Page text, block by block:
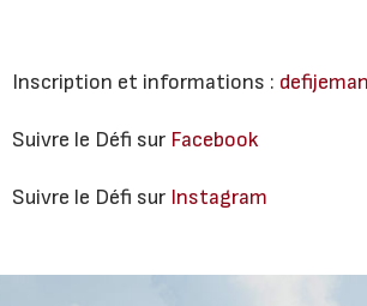
Inscription et informations :
Suivre le Défi sur Facebook
Suivre le Défi sur Instagram